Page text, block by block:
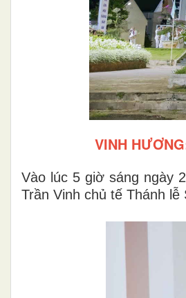
VINH
Vào lúc 5 giờ sáng ngày
Trần Vinh chủ tế Thánh